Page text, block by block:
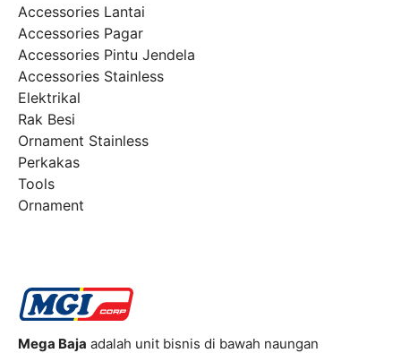
Accessories Lantai
Accessories Pagar
Accessories Pintu Jendela
Accessories Stainless
Elektrikal
Rak Besi
Ornament Stainless
Perkakas
Tools
Ornament
Mega Baja adalah unit bisnis di bawah naungan